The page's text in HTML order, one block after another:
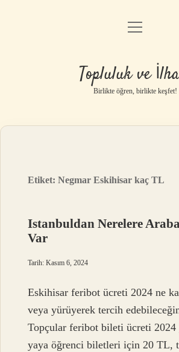
Anasayfa
Gizlilik Politikası
Yasal Uyarı
menüyü
Topluluk ve
Birlikte öğren, birlikte keşfet!
Etiket:Negmar Eskihisar kaç TL
Istanbuldan Nerelere
Var
Tarih: Kasım 6, 2024
Eskihisar feribot ücreti 2024 ne
veya yürüyerek tercih
Topçular feribot bileti ücreti 2024
yaya öğrenci biletleri için 20 TL,